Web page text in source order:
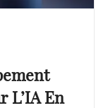
L’IA En